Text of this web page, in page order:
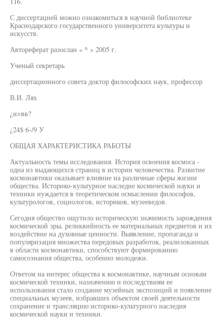
С диссертацией можно ознакомиться в научной библиотеке
Краснодарского государственного университета культуры и
искусств.
Автореферат разослан « ^ » 2005 г.
Ученый секретарь
диссертационного совета доктор философских наук, профессор
В.И. Лях
¿и>вв?
¿24$ 6-/9 У
ОБЩАЯ ХАРАКТЕРИСТИКА РАБОТЫ
Актуальность темы исследования. История освоения космоса -
одна из выдающихся страниц в истории человечества. Развитие
космонавтики оказывает влияние на различные сферы жизни
общества. Историко-культурное наследие космической науки и
техники нуждается в теоретическом осмыслении философов,
культурологов, социологов, историков, музееведов.
Сегодня общество ощутило историческую значимость зарождения
космической эры, реликвийность ее материальных предметов и их
воздействие на духовные ценности. Выявление, пропаганда и
популяризация множества передовых разработок, реализованных
в области космонавтики, способствуют формированию
самосознания общества, особенно молодежи.
Ответом на интерес общества к космонавтике, научным основам
космической техники, назначению и последствиям ее
использования стало создание музейных экспозиций и появление
специальных музеев, избравших объектом своей деятельности
сохранение и трансляцию историко-культурного наследия
космической науки и техники.